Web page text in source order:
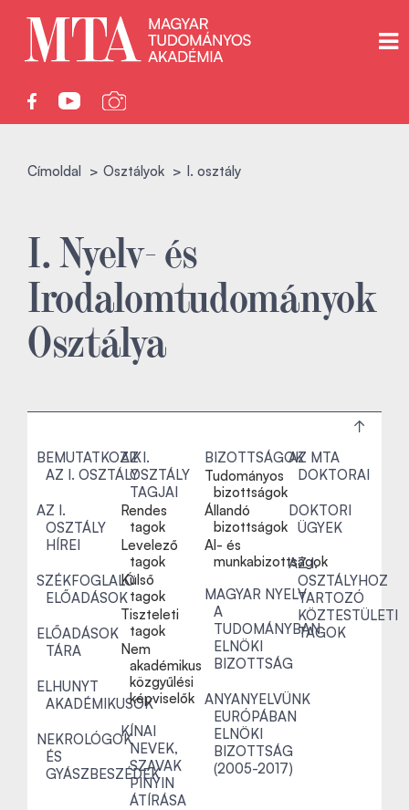
Címoldal Osztályok I. osztály
I. Nyelv- és
Irodalomtudományok
Osztálya
BEMUTATKOZIK
AZ I. OSZTÁLY
AZ I.
OSZTÁLY
HÍREI
SZÉKFOGLALÓ
ELŐADÁSOK
ELŐADÁSOK
TÁRA
ELHUNYT
AKADÉMIKUSOK
NEKROLÓGOK
ÉS
GYÁSZBESZÉDEK
AZ I.
OSZTÁLY
TAGJAI
Rendes
tagok
Levelező
tagok
Külső
tagok
Tiszteleti
tagok
Nem
akadémikus
közgyűlési
képviselők
KÍNAI
NEVEK,
SZAVAK
PINYIN
ÁTÍRÁSA
BIZOTTSÁGOK
Tudományos
bizottságok
Állandó
bizottságok
Al- és
munkabizottságok
MAGYAR NYELV
A
TUDOMÁNYBAN
ELNÖKI
BIZOTTSÁG
ANYANYELVÜNK
EURÓPÁBAN
ELNÖKI
BIZOTTSÁG
(2005-2017)
AZ MTA
DOKTORAI
DOKTORI
ÜGYEK
AZ I.
OSZTÁLYHOZ
TARTOZÓ
KÖZTESTÜLETI
TAGOK